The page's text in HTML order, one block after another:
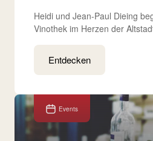
Heidi und Jean-Paul Dieing
Vinothek im Herzen der
Entdecken
Events